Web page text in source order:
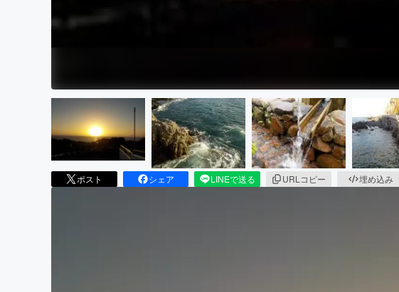
ポスト シェア LINEで送る URLコピー 埋め込み